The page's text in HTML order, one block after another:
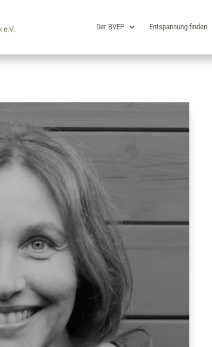
Der BVEP Entspannung finden